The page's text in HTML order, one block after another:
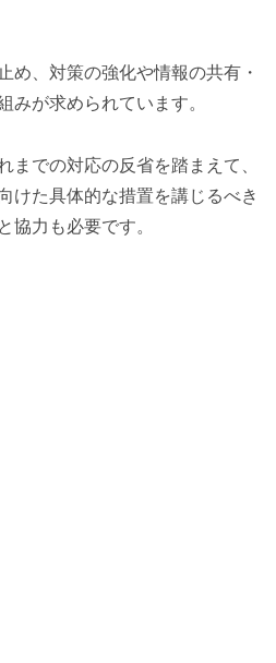
め、対策の強化や情報の共有・
みが求められています。
までの対応の反省を踏まえて、
けた具体的な措置を講じるべき
協力も必要です。